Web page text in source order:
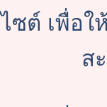
ซต์ เพื่อ
ส